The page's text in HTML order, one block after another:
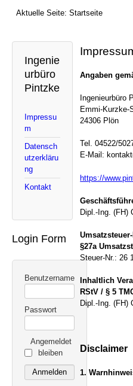
Aktuelle Seite: Startseite
Ingenie
urbüro
Pintzke
Impressu
m
Datensch
utzerkläru
ng
Kontakt
Login Form
Benutzername
Passwort
Angemeldet
bleiben
Angaben
Ingenieurbüro
Emmi-Kurzke-
24306 Plön
Tel. 04522/
E-Mail:
https://
Dipl.-Ing. (FH)
§27a
Steuer-Nr.: 26
Inhaltlich
RStV / § 5
Dipl.-Ing. (FH)
Disclaimer
1.